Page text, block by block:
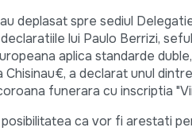
deplasat spre sediul
lui Paulo Berrizi,
aplica standarde
a declarat unul
funerara cu inscriptia
ca vor fi arestati